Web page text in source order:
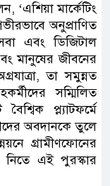
‘এশিয়া মার্কেটিং
অনুপ্রাণিত
এবং ডিজিটাল
মানুষের জীবনের
তা সমুন্নত
সম্মিলিত
প্ল্যাটফর্মে
অবদানকে তুলে
গ্রামীণফোনের
নিতে এই পুরস্কার